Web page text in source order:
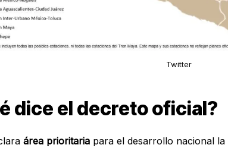
Twitter
dice el decreto oficial?
área prioritaria para el desarrollo nacional la